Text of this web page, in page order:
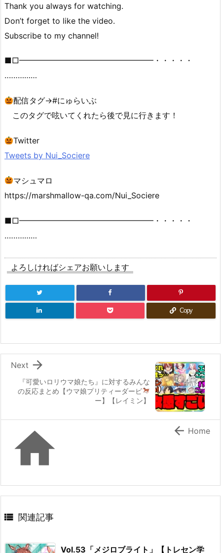
Thank you always for watching.
Don’t forget to like the video.
Subscribe to my channel!
■□━━━━━━━━━━━━━━━━━・・・・・
‥‥‥………
配信タグ→#にゅらいぶ
このタグで呟いてくれたら後で見に行きます！
Twitter
Tweets by Nui_Sociere
マシュマロ
https://marshmallow-qa.com/Nui_Sociere
■□━━━━━━━━━━━━━━━━━・・・・・
‥‥‥………
よろしければシェアお願いします
Copy
『可愛いロリウマ娘たち』に対するみんな
の反応まとめ【ウマ娘プリティーダービ
ー】【レイミン】

Next
  Home
 関連記事
Vol.53「メジロブライト」【トレセン学